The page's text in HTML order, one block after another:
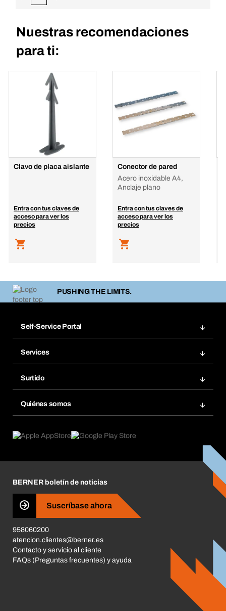
Nuestras recomendaciones
para ti:
Clavo de placa aislante
Entra con tus claves de
acceso para ver los
precios
Conector de pared
Acero inoxidable A4,
Anclaje plano
Entra con tus claves de
acceso para ver los
precios
PUSHING THE LIMITS.
Self-Service Portal
Grupos Favoritos
Repetir pedido
Pedidos programados
Services
Gestión Química
eProcurement
Buscadores de productos
Surtido
Quiénes somos
Lo que nos mueve
Tiendas BERNER
Business Conduct
BERNER boletín de noticias
Suscríbase ahora
958060200
atencion.clientes@berner.es
Contacto y servicio al cliente
FAQs (Preguntas frecuentes) y ayuda